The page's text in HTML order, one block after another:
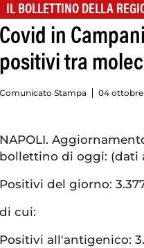
IL BOLLETTINO DELLA
Covid in
positivi tra
Comunicato Stampa 04 ottobre
NAPOLI.
bollettino di oggi: (dati
Positivi del giorno:
di cui:
Positivi all'antigenico: